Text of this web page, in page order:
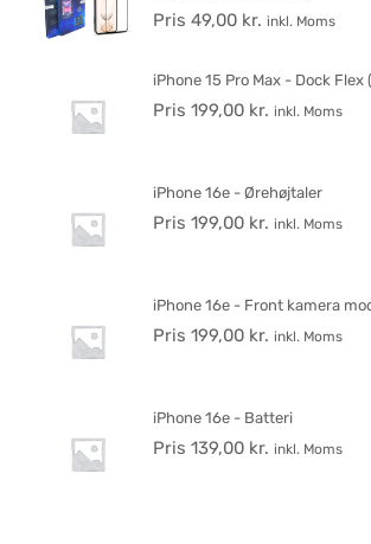
Pris 49,00 kr. inkl. Moms
iPhone 15 Pro Max - Dock Flex
Pris 199,00 kr. inkl. Moms
iPhone 16e - Ørehøjtaler
Pris 199,00 kr. inkl. Moms
iPhone 16e - Front kamera
Pris 199,00 kr. inkl. Moms
iPhone 16e - Batteri
Pris 139,00 kr. inkl. Moms